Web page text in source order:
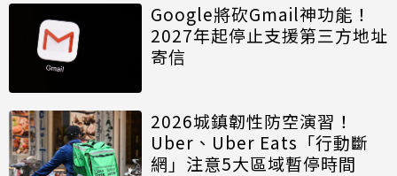
Google將砍Gmail神功能！
2027年起停止支援第三方地址
寄信
2026城鎮韌性防空演習！
Uber、Uber Eats「行動斷
網」注意5大區域暫停時間